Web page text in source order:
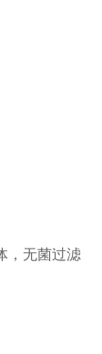
，无菌过滤